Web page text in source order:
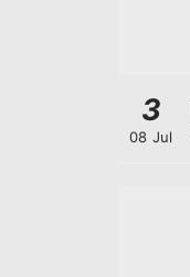
3
08 Jul